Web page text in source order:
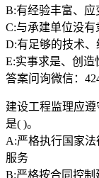
B:有经验丰富、
C:与承建单位没
D:有足够的技术
E:实事求是、创造
答案问询微信：
建设工程监理应
是( )。
A:严格执行国家
服务
B:严格按合同控制